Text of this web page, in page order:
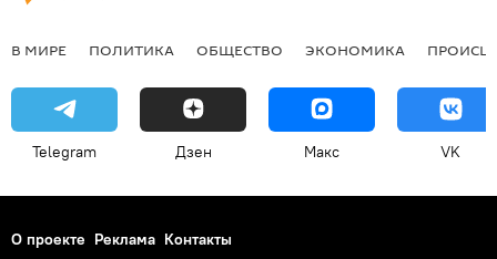
В МИРЕ ПОЛИТИКА ОБЩЕСТВО ЭКОНОМИКА
Telegram Дзен Макс VK
О проекте Реклама Контакты